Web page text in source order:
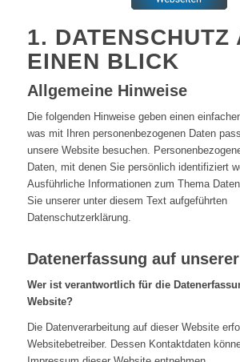
1. DATENSCHUTZ
EINEN BLICK
Allgemeine Hinweise
Die folgenden Hinweise geben einen
was mit Ihren personenbezogenen Daten
unsere Website besuchen.
Daten, mit denen Sie persönlich identifiziert
Ausführliche Informationen zum Thema
Sie unserer unter diesem Text aufgeführten
Datenschutzerklärung.
Datenerfassung auf
Wer ist verantwortlich für die
Website?
Die Datenverarbeitung auf dieser Website
Websitebetreiber. Dessen Kontaktdaten